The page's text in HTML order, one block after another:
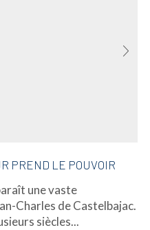
PREND LE POUVOIR
une vaste
Charles de Castelbajac.
siècles...